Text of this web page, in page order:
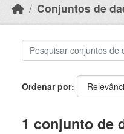
Conjuntos de
Ordenar por
1 conjunto de